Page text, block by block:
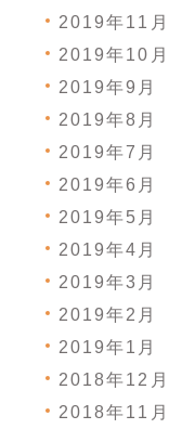
2019年11月
2019年10月
2019年9月
2019年8月
2019年7月
2019年6月
2019年5月
2019年4月
2019年3月
2019年2月
2019年1月
2018年12月
2018年11月